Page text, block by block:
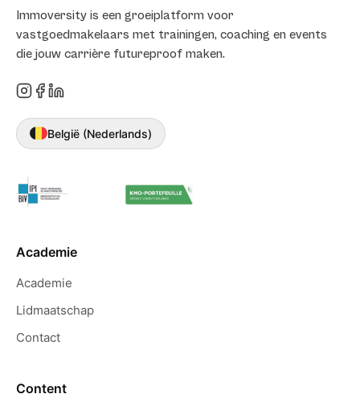
Immoversity is een groeiplatform voor
vastgoedmakelaars met trainingen, coaching en events
die jouw carrière futureproof maken.
België (Nederlands)
Academie
Academie
Lidmaatschap
Contact
Content